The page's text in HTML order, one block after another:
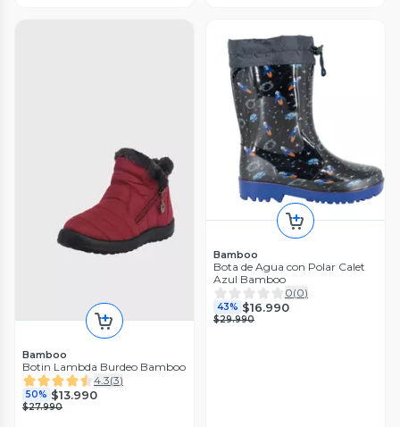
Bamboo
Botin Lambda Burdeo Bamboo
4.3(3)
50% $13.990
$27.990
Bamboo
Bota de Agua con Polar Calet
Azul Bamboo
0(0)
43% $16.990
$29.990